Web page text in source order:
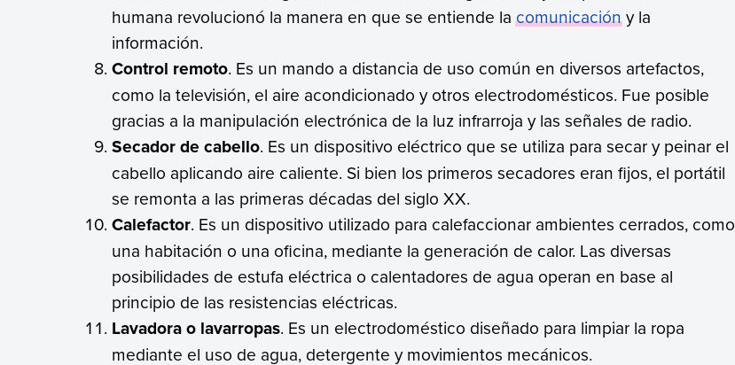
humana revolucionó la manera en que se entiende lacomunicacióny la
información.
Control remoto. Es un mando a distancia de uso común en diversos artefactos,
como la televisión, el aire acondicionado y otros electrodomésticos. Fue posible
gracias a la manipulación electrónica de la luz infrarroja y las señales de radio.
Secador de cabello. Es un dispositivo eléctrico que se utiliza para secar y peinar el
cabello aplicando aire caliente. Si bien los primeros secadores eran fijos, el portátil
se remonta a las primeras décadas del siglo XX.
Calefactor. Es un dispositivo utilizado para calefaccionar ambientes cerrados, como
una habitación o una oficina, mediante la generación de calor. Las diversas
posibilidades de estufa eléctrica o calentadores de agua operan en base al
principio de las resistencias eléctricas.
Lavadora o lavarropas. Es un electrodoméstico diseñado para limpiar la ropa
mediante el uso de agua, detergente y movimientos mecánicos.